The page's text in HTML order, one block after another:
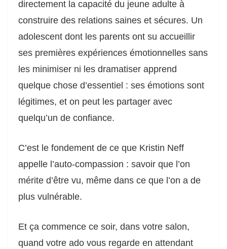
directement la capacité du jeune adulte à
construire des relations saines et sécures. Un
adolescent dont les parents ont su accueillir
ses premières expériences émotionnelles sans
les minimiser ni les dramatiser apprend
quelque chose d’essentiel : ses émotions sont
légitimes, et on peut les partager avec
quelqu’un de confiance.
C’est le fondement de ce que Kristin Neff
appelle l’auto-compassion : savoir que l’on
mérite d’être vu, même dans ce que l’on a de
plus vulnérable.
Et ça commence ce soir, dans votre salon,
quand votre ado vous regarde en attendant